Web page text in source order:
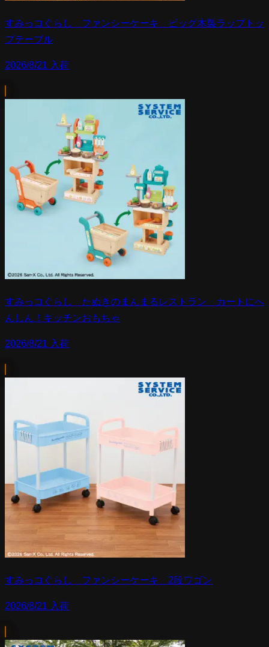
すみっコぐらし ファンシーケーキ ビッグ木製ラップトッ
プテーブル
2026/8/21 入荷
すみっコぐらし たぬきのまんまるレストラン カートにへ
んしん！キッチンおもちゃ
2026/8/21 入荷
すみっコぐらし ファンシーケーキ 2段ワゴン
2026/8/21 入荷